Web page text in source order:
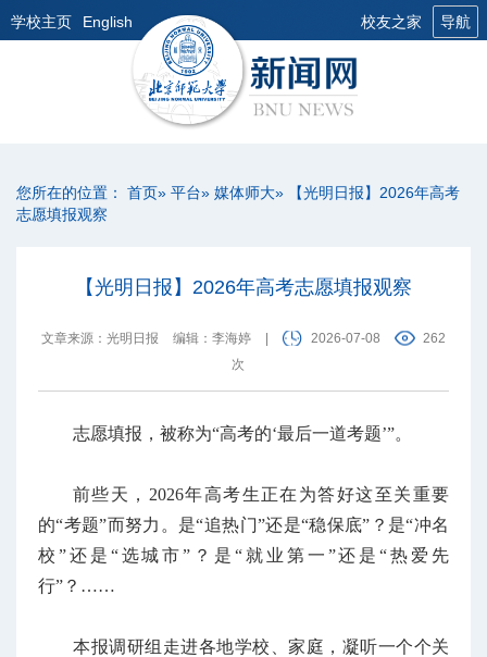
学校主页 English 校友之家 导航
您所在的位置： 首页» 平台» 媒体师大» 【光明日报】2026年高考
志愿填报观察
【光明日报】2026年高考志愿填报观察
文章来源：光明日报 编辑：李海婷 2026-07-08
262
次
志愿填报，被称为“高考的‘最后一道考题’”。
前些天，2026年高考生正在为答好这至关重要
的“考题”而努力。是“追热门”还是“稳保底”？是“冲名
校”还是“选城市”？是“就业第一”还是“热爱先
行”？……
本报调研组走进各地学校、家庭，凝听一个个关